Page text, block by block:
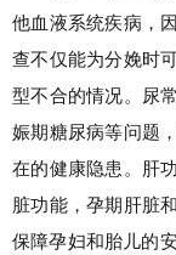
他血液系统疾病，
查不仅能为分娩时
型不合的情况。尿
娠期糖尿病等问题
在的健康隐患。肝
脏功能，孕期肝脏
保障孕妇和胎儿的